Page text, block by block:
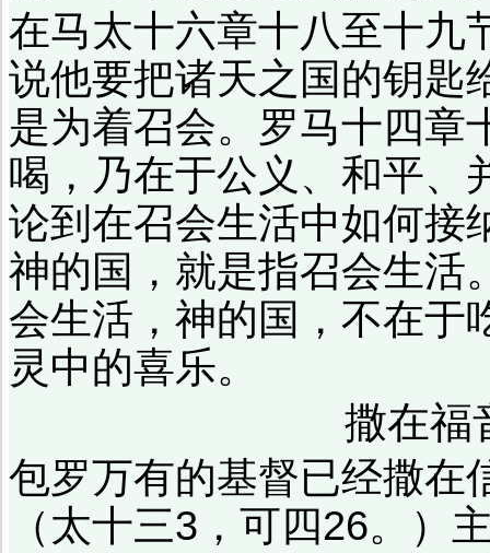
在马太十六章十八至十九
说他要把诸天之国的钥匙
是为着召会。罗马十四章
喝，乃在于公义、和平、
论到在召会生活中如何接
神的国，就是指召会生活
会生活，神的国，不在于
灵中的喜乐。
撒在福
包罗万有的基督已经撒在
（太十三3，可四26。）